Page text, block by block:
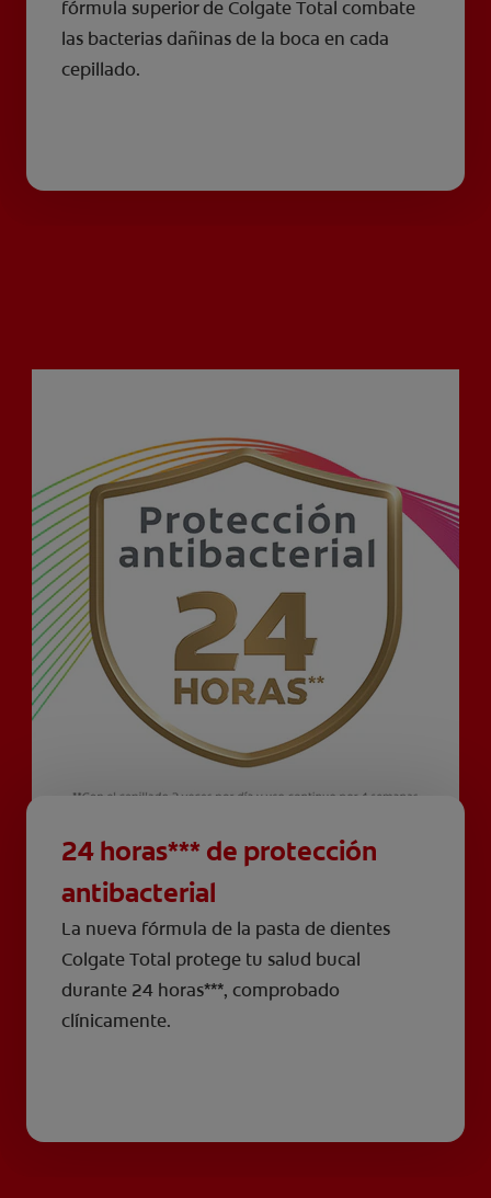
fórmula superior de Colgate Total combate
las bacterias dañinas de la boca en cada
cepillado.
24 horas*** de protección
antibacterial
La nueva fórmula de la pasta de dientes
Colgate Total protege tu salud bucal
durante 24 horas***, comprobado
clínicamente.